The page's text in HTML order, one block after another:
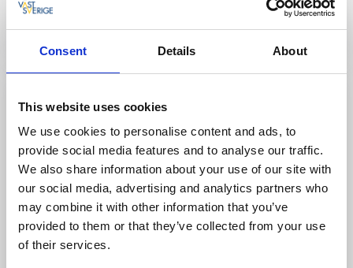
Consent Details About
This website uses cookies
We use cookies to personalise content and ads, to
provide social media features and to analyse our traffic.
We also share information about your use of our site with
our social media, advertising and analytics partners who
may combine it with other information that you’ve
provided to them or that they’ve collected from your use
of their services.
Mat & dryck